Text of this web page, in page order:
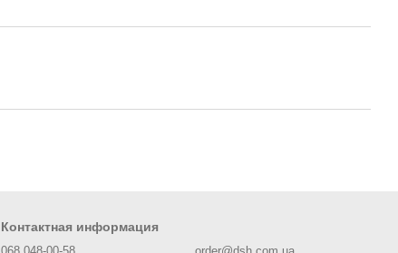
Контактная информация